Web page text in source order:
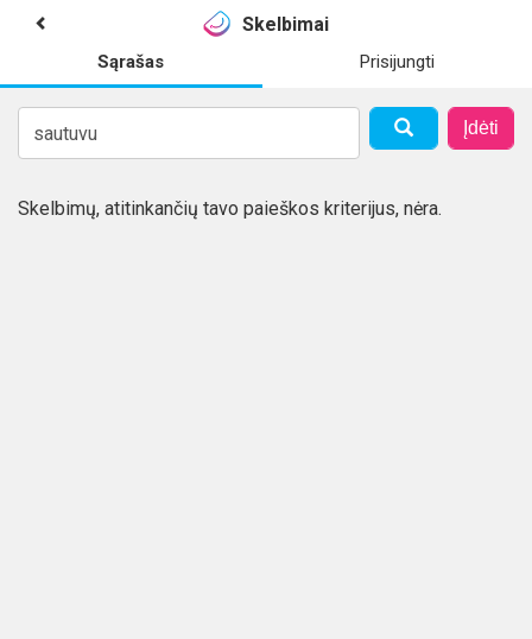
Skelbimai
Sąrašas Prisijungti
Įdėti
Skelbimų, atitinkančių tavo paieškos kriterijus, nėra.